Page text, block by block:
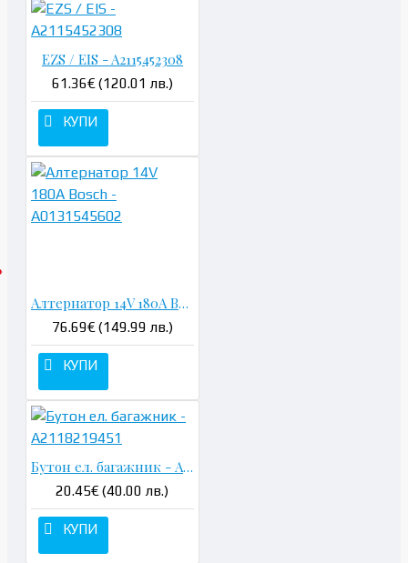
EZS / EIS - A2115452308
61.36€ (120.01 лв.)
КУПИ
Алтернатор 14V 180A Bosch - A0131545602
76.69€ (149.99 лв.)
КУПИ
Бутон ел. багажник - A2118219451
20.45€ (40.00 лв.)
КУПИ